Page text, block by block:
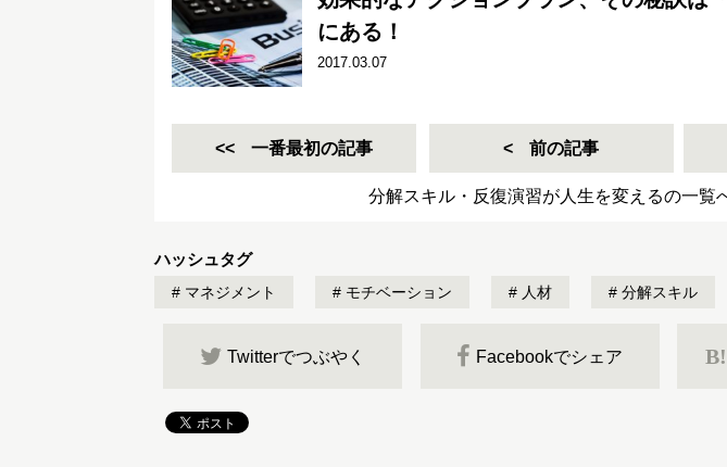
にある！
2017.03.07
一番最初の記事 前の記事
分解スキル・反復演習が人生を変えるの一覧
ハッシュタグ
マネジメント モチベーション 人材 分解スキル
Twitterでつぶやく Facebookでシェア B!